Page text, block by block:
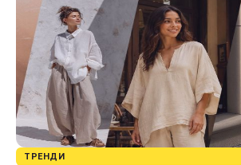
ТРЕНДИ